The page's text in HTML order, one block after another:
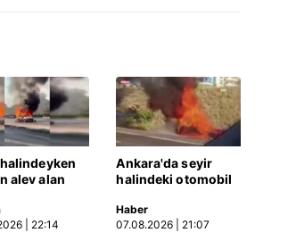
alev alan
| 22:14
Ankara'da seyir
halindeki otomobil
Haber
07.08.2026 | 21:07